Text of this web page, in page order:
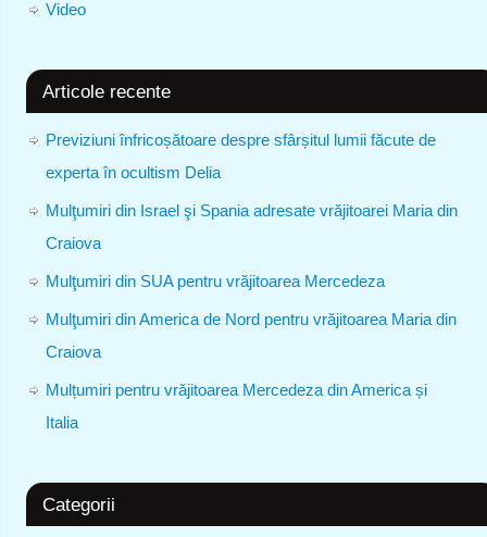
Video
Articole recente
Previziuni înfricoșătoare despre sfârșitul lumii făcute de
experta în ocultism Delia
Mulţumiri din Israel şi Spania adresate vrăjitoarei Maria din
Craiova
Mulţumiri din SUA pentru vrăjitoarea Mercedeza
Mulţumiri din America de Nord pentru vrăjitoarea Maria din
Craiova
Mulțumiri pentru vrăjitoarea Mercedeza din America și
Italia
Categorii